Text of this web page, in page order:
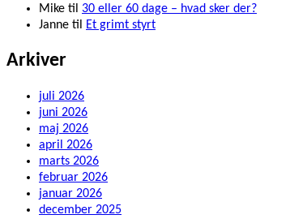
Mike til 30 eller 60 dage – hvad sker der?
Janne til Et grimt styrt
Arkiver
juli 2026
juni 2026
maj 2026
april 2026
marts 2026
februar 2026
januar 2026
december 2025